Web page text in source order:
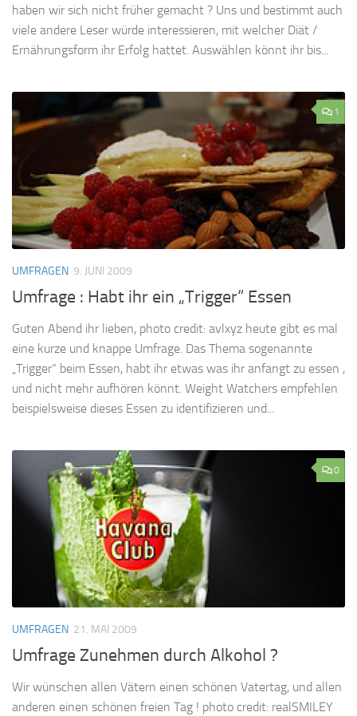
haben wir sich nicht früher gemacht ? Uns und bestimmt auch
viele andere Leser würde interessieren, mit welcher Diät /
Ernährungsform ihr Erfolg hattet. Auswählen könnt ihr bis...
1
UMFRAGEN 9. JUNI 2009
Umfrage : Habt ihr ein „Trigger“ Essen
Guten Abend ihr lieben, photo credit: avlxyz heute gibt es mal
eine kurze und knappe Umfrage. Das Thema sogenannte
„Trigger“ beim Essen, habt ihr etwas was ihr anfangt zu essen ,
und nicht mehr aufhören könnt. Weight Watchers empfehlen
beispielsweise dieses Essen zu identifizieren und...
0
UMFRAGEN 21. MAI 2009
Umfrage Zunehmen durch Alkohol ?
Wir wünschen allen Vätern einen schönen Vatertag, und allen
anderen einen schönen freien Tag ! photo credit: realSMILEY